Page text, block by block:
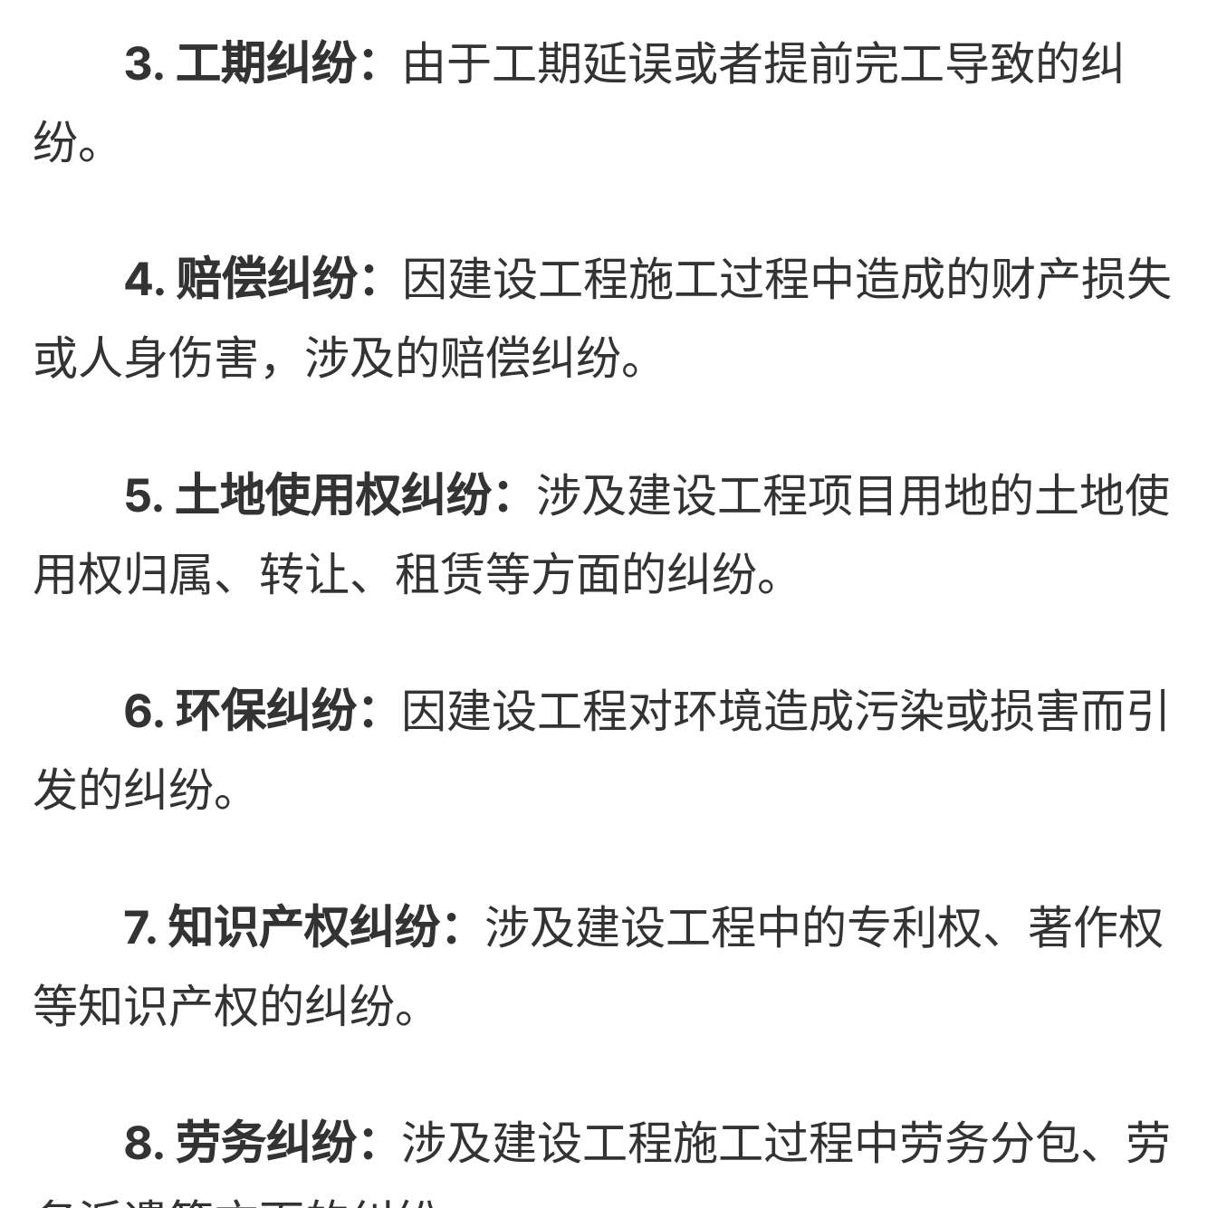
3. 工期纠纷： 由于工期延误或者提前完工导致的纠
纷。
4. 赔偿纠纷：
因建设工程施工过程中造成的财产损失
或人身伤害，涉及的赔偿纠纷。
5. 土地使用权纠纷： 涉及建设工程项目用地的土地使
用权归属、转让、租赁等方面的纠纷。
6. 环保纠纷：
因建设工程对环境造成污染或损害而引
发的纠纷。
7. 知识产权纠纷： 涉及建设工程中的专利权、著作权
等知识产权的纠纷。
8. 劳务纠纷： 涉及建设工程施工过程中劳务分包、劳